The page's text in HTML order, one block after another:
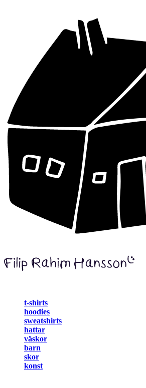
t-shirts
hoodies
sweatshirts
hattar
väskor
barn
skor
konst